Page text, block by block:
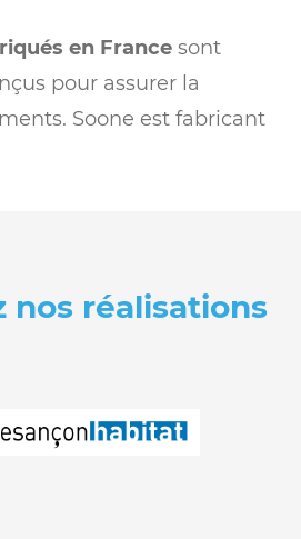
en France sont
pour assurer la
Soone est fabricant
nos réalisations